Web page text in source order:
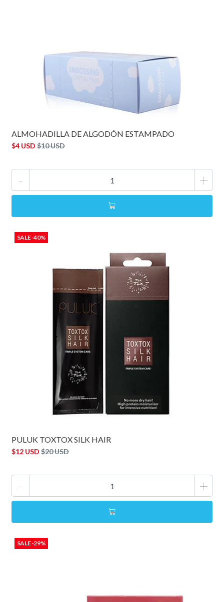
ALMOHADILLA DE ALGODÓN ESTAMPADO
$4 USD $10 USD
- +
SALE -40%
PULUK TOXTOX SILK HAIR
$12 USD $20 USD
- +
SALE -29%